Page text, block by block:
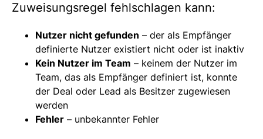
Zuweisungsregel fehlschlagen kann:
Nutzer nicht gefunden – der als Empfänger
definierte Nutzer existiert nicht oder ist inaktiv
Kein Nutzer im Team – keinem der Nutzer im
Team, das als Empfänger definiert ist, konnte
der Deal oder Lead als Besitzer zugewiesen
werden
Fehler – unbekannter Fehler